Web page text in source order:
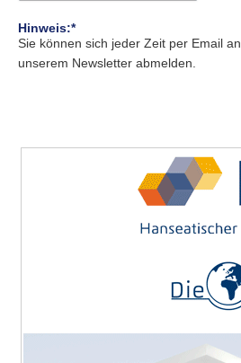
Hinweis:*
Sie können sich jeder Zeit per Email an
unserem Newsletter abmelden.